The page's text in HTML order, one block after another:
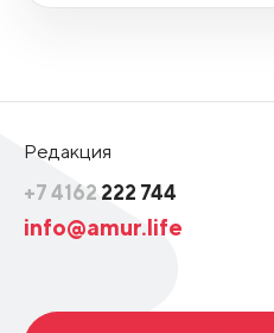
Редакция
+7 4162 222 744
info@amur.life